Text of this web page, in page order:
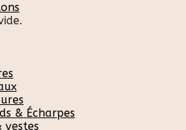
& Écharpes
vestes